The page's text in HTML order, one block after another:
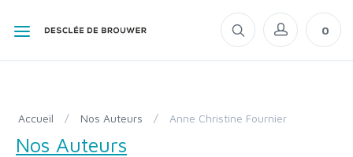
0
Accueil / Nos Auteurs / Anne Christine Fournier
Nos Auteurs